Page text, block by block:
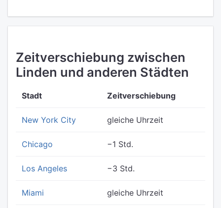
Zeitverschiebung zwischen
Linden und anderen Städten
Stadt Zeitverschiebung
New York City gleiche Uhrzeit
Chicago −1 Std.
Los Angeles −3 Std.
Miami gleiche Uhrzeit